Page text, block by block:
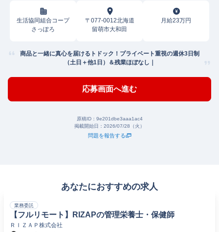
生活協同組合コープ
さっぽろ
〒077-0012北海道
留萌市大和田
月給23万円
商品と一緒に真心を届けるトドック！プライベート重視の週休3日制
（土日＋他1日）＆残業ほぼなし｜
応募画面へ進む
原稿ID： 9e201dbe3aaa1ac4
掲載開始日： 2026/07/28（火）
問題を報告する
あなたにおすすめの求人
業務委託
【フルリモート】RIZAPの管理栄養士・保健師
ＲＩＺＡＰ株式会社